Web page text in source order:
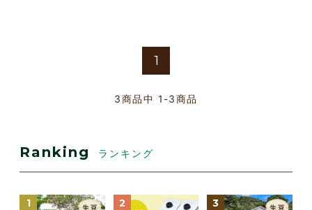
1
3商品中 1-3商品
Ranking ランキング
1 2 3